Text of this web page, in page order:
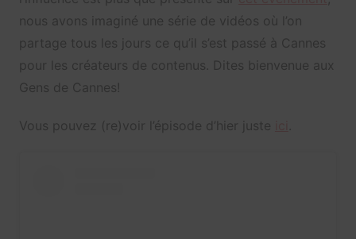
nous avons imaginé une série de vidéos où l’on
partage tous les jours ce qu’il s’est passé à Cannes
pour les créateurs de contenus. Dites bienvenue aux
Gens de Cannes!
Vous pouvez (re)voir l’épisode d’hier juste